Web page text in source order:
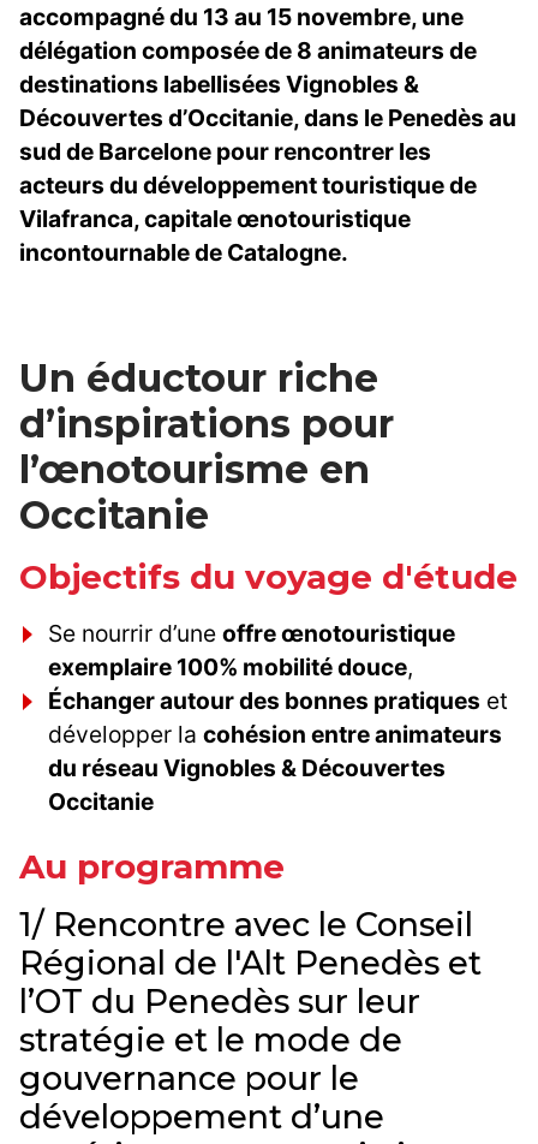
accompagné du 13 au 15 novembre, une
délégation composée de 8 animateurs de
destinations labellisées Vignobles &
Découvertes d’Occitanie, dans le Penedès au
sud de Barcelone pour rencontrer les
acteurs du développement touristique de
Vilafranca, capitale œnotouristique
incontournable de Catalogne.
Un éductour riche
d’inspirations pour
l’œnotourisme en
Occitanie
Objectifs du voyage d'étude
Se nourrir d’une offre œnotouristique
exemplaire 100% mobilité douce,
Échanger autour des bonnes pratiques et
développer la cohésion entre animateurs
du réseau Vignobles & Découvertes
Occitanie
Au programme
1/ Rencontre avec le Conseil
Régional de l'Alt Penedès et
l’OT du Penedès sur leur
stratégie et le mode de
gouvernance pour le
développement d’une